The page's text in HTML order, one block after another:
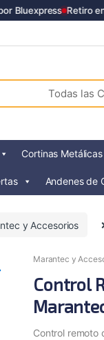
Bluexpress Retiro en
Cortinas Metálicas
Andenes de
y Accesorios
Marantec y
Control
Control remoto